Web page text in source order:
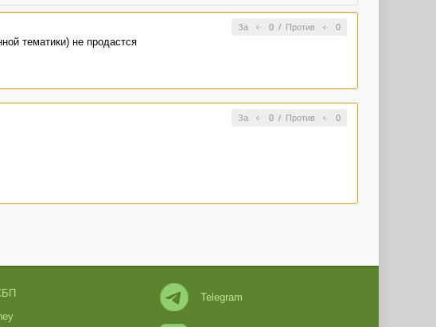
За 0/ Против 0
тематики) не продастся
За 0/ Против 0
Telegram